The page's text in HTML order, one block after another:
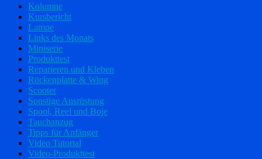
Kolumne
Kursbericht
Lampe
Links des Monats
Miniserie
Produkttest
Reparieren und Kleben
Rückenplatte & Wing
Scooter
Sonstige Ausrüstung
Spool, Reel und Boje
Tauchanzug
Tipps für Anfänger
Video Tutorial
Video-Produkttest